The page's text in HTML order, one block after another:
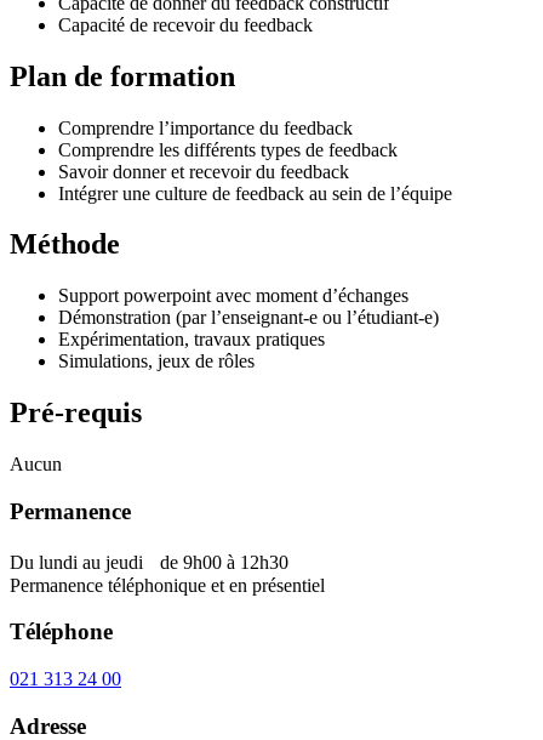
Capacité de recevoir du feedback
Plan de formation
Comprendre l’importance du feedback
Comprendre les différents types de feedback
Savoir donner et recevoir du feedback
Intégrer une culture de feedback au sein de l’équipe
Méthode
Support powerpoint avec moment d’échanges
Démonstration (par l’enseignant-e ou l’étudiant-e)
Expérimentation, travaux pratiques
Simulations, jeux de rôles
Pré-requis
Aucun
Permanence
Du lundi au jeudi de 9h00 à 12h30
Permanence téléphonique et en présentiel
Téléphone
021 313 24 00
Adresse